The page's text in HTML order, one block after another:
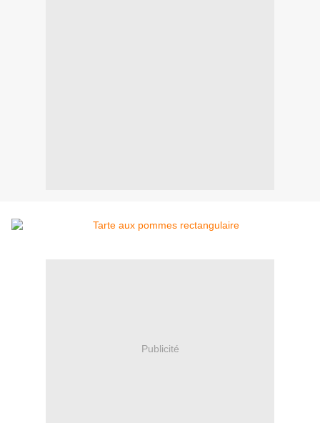
Publicité